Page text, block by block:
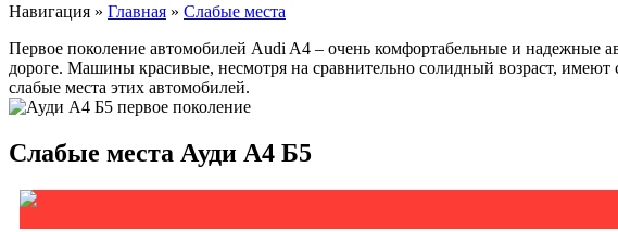
Навигация » Главная » Слабые места
Первое поколение автомобилей Audi A4 – очень комфортабельные и надежные
дороге. Машины красивые, несмотря на сравнительно солидный возраст,
слабые места этих автомобилей.
Слабые места Ауди А4 Б5